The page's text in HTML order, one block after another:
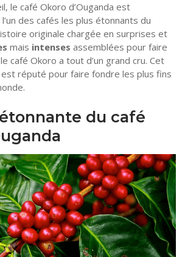
le café Okoro d’Ouganda est
des cafés les plus étonnants du
originale chargée en surprises et
mais intenses assemblées pour faire
café Okoro a tout d’un grand cru. Cet
est réputé pour faire fondre les plus fins
du café